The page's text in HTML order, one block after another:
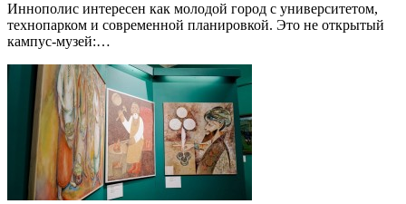
Иннополис интересен как молодой город с университетом,
технопарком и современной планировкой. Это не открытый
кампус-музей:…